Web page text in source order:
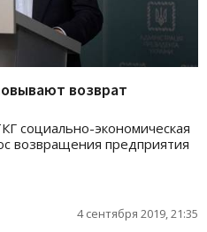
возврат
социально-экономическая
возвращения предприятия
4 сентября 2019, 21:35